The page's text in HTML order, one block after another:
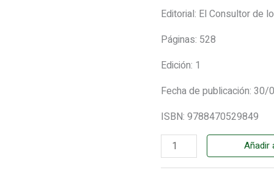
Editorial: El Consultor de
Páginas: 528
Edición: 1
Fecha de publicación:
ISBN: 9788470529849
INTELIGENCIA
EN
EL
PÚBLICO.
cantidad
Añadir